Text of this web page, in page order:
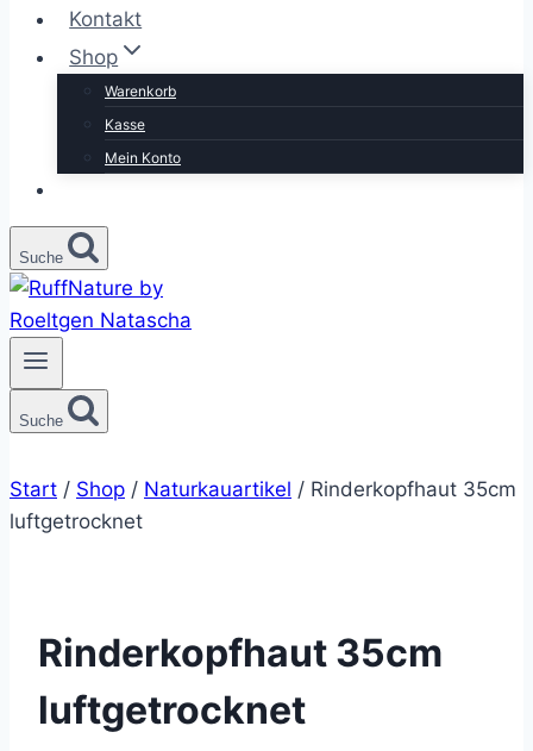
Kontakt
Shop
Warenkorb
Kasse
Mein Konto
Suche
Suche
Start / Shop / Naturkauartikel / Rinderkopfhaut 35cm
luftgetrocknet
Rinderkopfhaut 35cm
luftgetrocknet